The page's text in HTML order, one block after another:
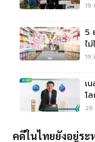
19
5
ไ
เ
19
เ
โ
26
คดีในไทยยังอยู่ร